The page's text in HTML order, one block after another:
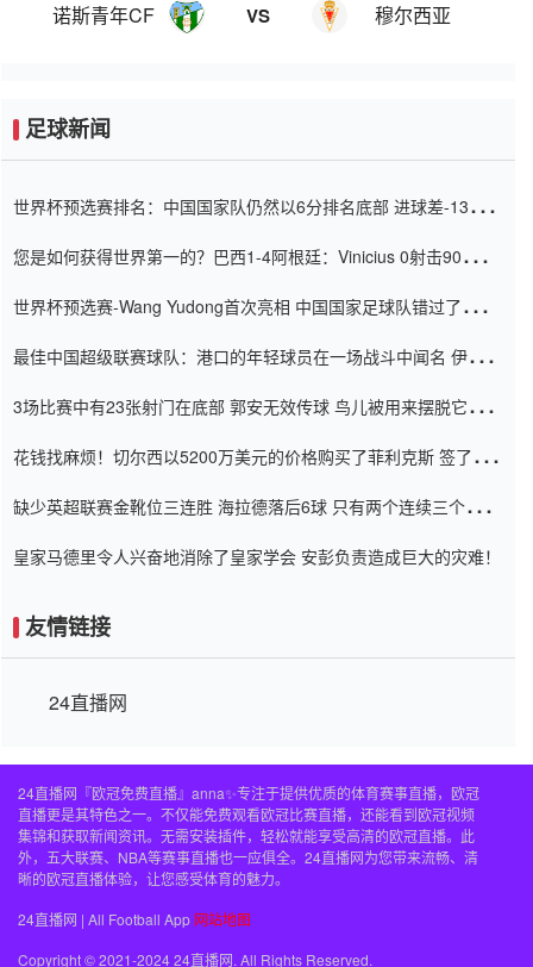
诺斯青年CF VS 穆尔西亚
足球新闻
世界杯预选赛排名：中国国家队仍然以6分排名底部 进球差-13令人
您是如何获得世界第一的？巴西1-4阿根廷：Vinicius 0射击90分钟
世界杯预选赛-Wang Yudong首次亮相 中国国家足球队错过了世界
最佳中国超级联赛球队：港口的年轻球员在一场战斗中闻名 伊万放
3场比赛中有23张射门在底部 郭安无效传球 鸟儿被用来摆脱它
花钱找麻烦！切尔西以5200万美元的价格购买了菲利克斯 签了7年
缺少英超联赛金靴位三连胜 海拉德落后6球 只有两个连续三个连续
皇家马德里令人兴奋地消除了皇家学会 安彭负责造成巨大的灾难！
友情链接
24直播网
24直播网『欧冠免费直播』anna✨专注于提供优质的体育赛事直播，欧冠
直播更是其特色之一。不仅能免费观看欧冠比赛直播，还能看到欧冠视频
集锦和获取新闻资讯。无需安装插件，轻松就能享受高清的欧冠直播。此
外，五大联赛、NBA等赛事直播也一应俱全。24直播网为您带来流畅、清
晰的欧冠直播体验，让您感受体育的魅力。
24直播网 | All Football App 网站地图
Copyright © 2021-2024 24直播网. All Rights Reserved.